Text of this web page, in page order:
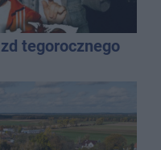
tegorocznego